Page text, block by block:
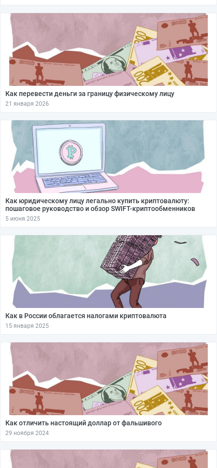
Как перевести деньги за границу физическому лицу
21 января 2026
Как юридическому лицу легально купить криптовалюту:
пошаговое руководство и обзор SWIFT-криптообменников
5 июня 2025
Как в России облагается налогами криптовалюта
15 января 2025
Как отличить настоящий доллар от фальшивого
29 ноября 2024